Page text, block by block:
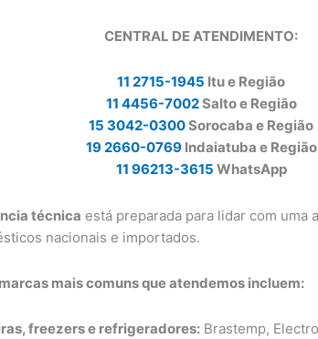
CENTRAL DE ATENDIMENTO:
11 2715-1945 Itu e Região
11 4456-7002Salto e Região
15 3042-0300Sorocaba e Região
19 2660-0769Indaiatuba e Região
11 96213-3615 WhatsApp
técnica está preparada para lidar com uma
nacionais e importados.
mais comuns que atendemos incluem:
freezers e refrigeradores: Brastemp,